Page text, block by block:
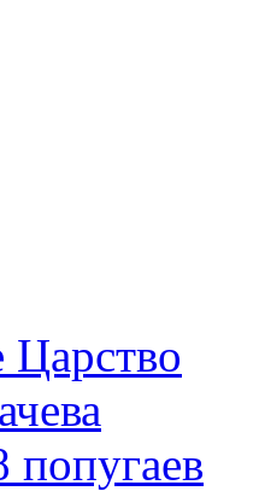
Царство
попугаев